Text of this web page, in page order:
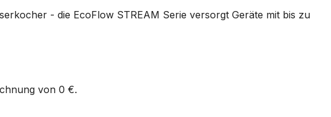
- die EcoFlow STREAM Serie versorgt Geräte mit bis zu
von 0 €.